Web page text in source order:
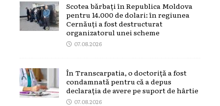
Scotea bărbați în Republica Moldova
pentru 14.000 de dolari: în regiunea
Cernăuți a fost destructurat
organizatorul unei scheme
07.08.2026
În Transcarpatia, o doctoriță a fost
condamnată pentru că a depus
declarația de avere pe suport de hârtie
07.08.2026